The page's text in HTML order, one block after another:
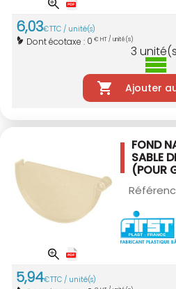
6,03€TTC / unité(s)
Dont écotaxe : 0 € HT / unité(s)
3
Ajouter
FOND
SABLE
(POUR
5,94€TTC / unité(s)